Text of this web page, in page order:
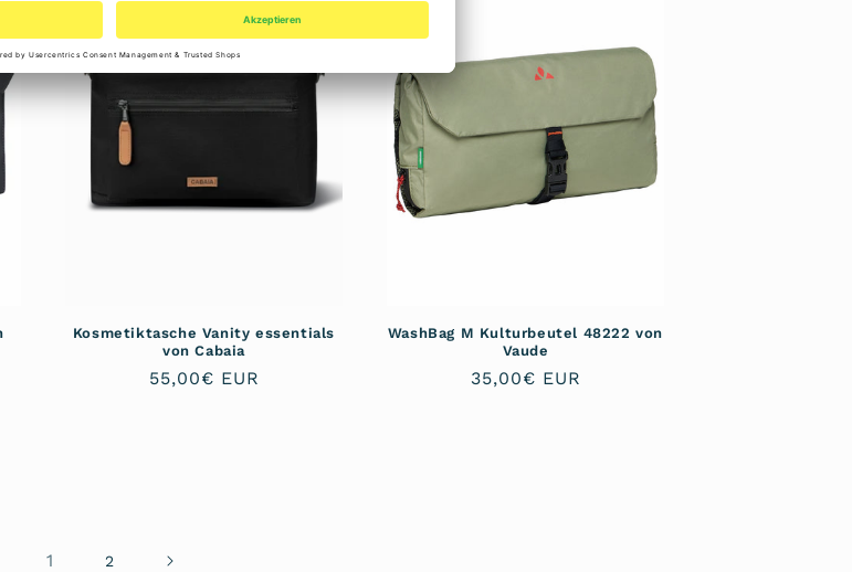
Kosmetiktasche Vanity essentials
von Cabaia
Normaler
55,00€ EUR
WashBag M Kulturbeutel 48222 von
Vaude
Normaler
35,00€ EUR
1 2